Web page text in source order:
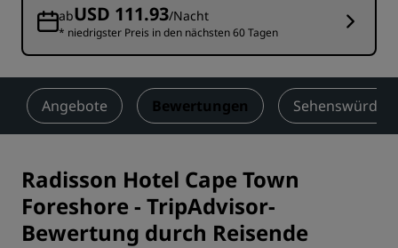
abUSD 111.93/Nacht
* niedrigster Preis in den nächsten 60 Tagen
Angebote Bewertungen
Radisson Hotel Cape Town
Foreshore - TripAdvisor-
Bewertung durch Reisende